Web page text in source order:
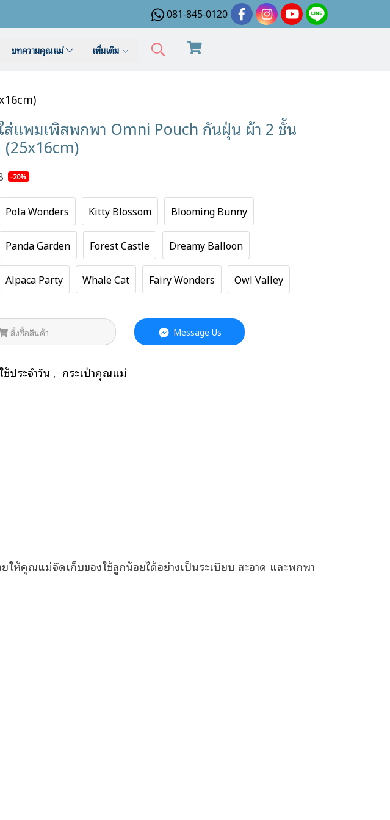
081-845-0120
บทความคุณแม่ เพิ่มเติม
ใส่แพมเพิสพกพา Omni Pouch กันฝุ่น ผ้า 2 ชั้น
-20%
Pola Wonders Kitty Blossom Blooming Bunny
Panda Garden Forest Castle Dreamy Balloon
Alpaca Party Whale Cat Fairy Wonders Owl Valley
สั่งซื้อสินค้า Message Us
ช้ประจำวัน , กระเป๋าคุณแม่
ให้คุณแม่จัดเก็บของใช้ลูกน้อยได้อย่างเป็นระเบียบ สะอาด และพกพา